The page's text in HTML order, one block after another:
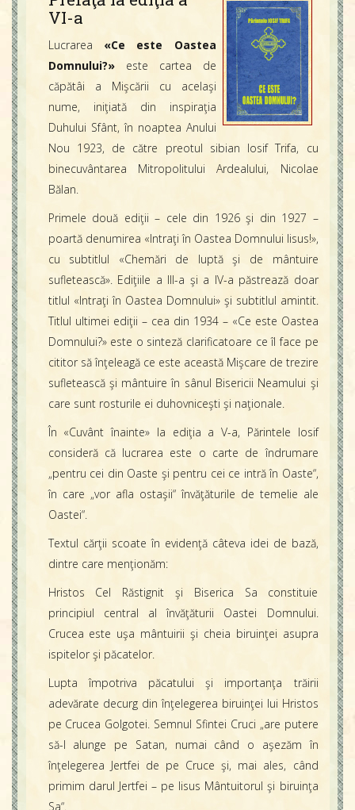
Mărgăritare
Calendar
Glosar
Repere
Contact
VI-a
Lucrarea «Ce este Oastea
Domnului?»este cartea de
căpătâi a Mişcării cu acelaşi
nume, iniţiată din inspiraţia
Duhului Sfânt, în noaptea Anului
Nou 1923, de către preotul sibian Iosif Trifa, cu
binecuvântarea Mitropolitului Ardealului, Nicolae
Bălan.
Primele două ediţii – cele din 1926 şi din 1927 –
poartă denumirea «Intraţi în Oastea Domnului Iisus!»,
cu subtitlul «Chemări de luptă şi de mântuire
sufletească». Ediţiile a III-a şi a IV-a păstrează doar
titlul «Intraţi în Oastea Domnului» şi subtitlul amintit.
Titlul ultimei ediţii – cea din 1934 – «Ce este Oastea
Domnului?» este o sinteză clarificatoare ce îl face pe
cititor să înţeleagă ce este această Mişcare de trezire
sufletească şi mântuire în sânul Bisericii Neamului şi
care sunt rosturile ei duhovniceşti şi naţionale.
În «Cuvânt înainte» la ediţia a V-a, Părintele Iosif
consideră că lucrarea este o carte de îndrumare
„pentru cei din Oaste şi pentru cei ce intră în Oaste“,
în care „vor afla ostaşii“ învăţăturile de temelie ale
Oastei“.
Textul cărţii scoate în evidenţă câteva idei de bază,
dintre care menţionăm:
Hristos Cel Răstignit şi Biserica Sa constituie
principiul central al învăţăturii Oastei Domnului.
Crucea este uşa mântuirii şi cheia biruinţei asupra
ispitelor şi păcatelor.
Lupta împotriva păcatului şi importanţa trăirii
adevărate decurg din înţelegerea biruinţei lui Hristos
pe Crucea Golgotei. Semnul Sfintei Cruci „are putere
să-l alunge pe Satan, numai când o aşezăm în
înţelegerea Jertfei de pe Cruce şi, mai ales, când
primim darul Jertfei – pe Iisus Mântuitorul şi biruinţa
Sa“.